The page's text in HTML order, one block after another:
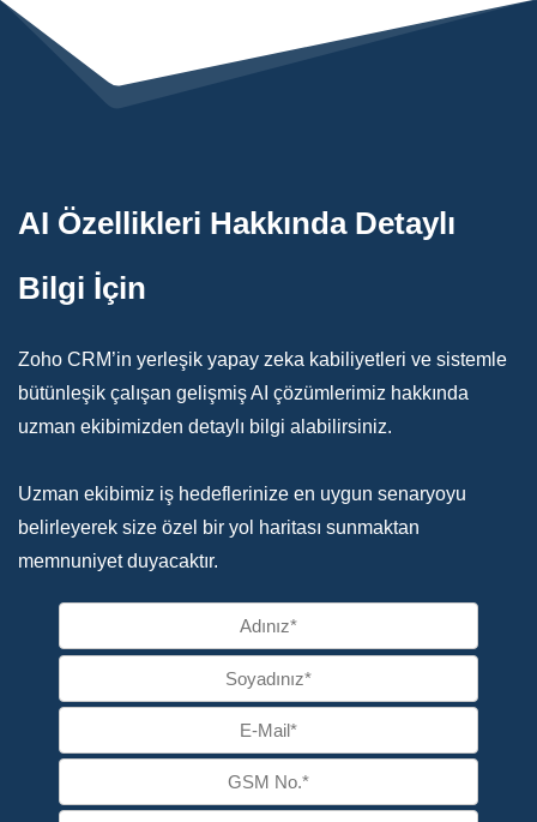
AI Özellikleri Hakkında Detaylı
Bilgi İçin
Zoho CRM’in yerleşik yapay zeka kabiliyetleri ve sistemle
bütünleşik çalışan gelişmiş AI çözümlerimiz hakkında
uzman ekibimizden detaylı bilgi alabilirsiniz.
Uzman ekibimiz iş hedeflerinize en uygun senaryoyu
belirleyerek size özel bir yol haritası sunmaktan
memnuniyet duyacaktır.